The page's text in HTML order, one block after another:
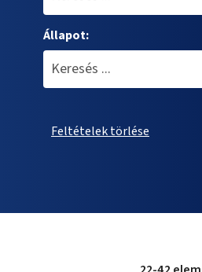
Állapot:
Feltételek törlése